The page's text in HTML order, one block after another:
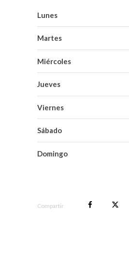
Lunes
Martes
Miércoles
Jueves
Viernes
Sábado
Domingo
Compartir